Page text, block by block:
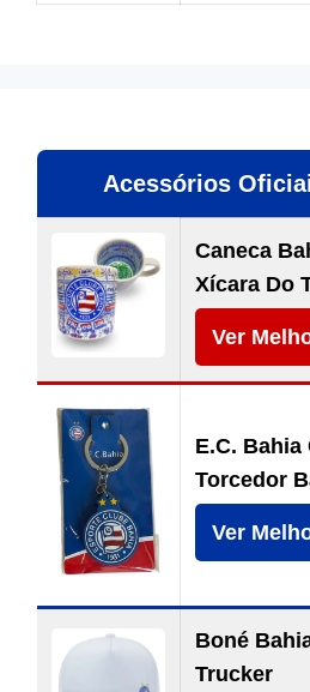
Acessórios
Caneca
Xícara Do
Ver
E.C. Bahia
Torcedor
Ver
Boné
Trucker